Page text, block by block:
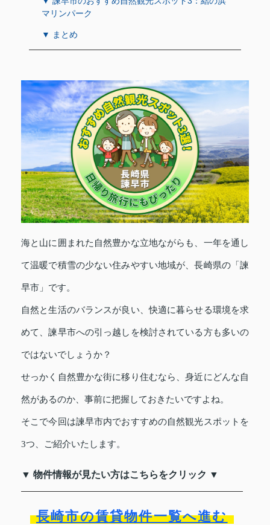
マリンパーク
▼ まとめ
海と山に囲まれた自然豊かな立地ながらも、一年を通し
て温暖で積雪の少ない住みやすい地域が、長崎県の「諫
早市」です。
自然と生活のバランスが良い、快適に暮らせる環境を求
めて、諫早市への引っ越しを検討されている方も多いの
ではないでしょうか？
せっかく自然豊かな街に移り住むなら、身近にどんな自
然があるのか、事前に把握しておきたいですよね。
そこで今回は諫早市内でおすすめの自然観光スポットを
3つ、ご紹介いたします。
▼ 物件情報が見たい方はこちらをクリック ▼
長崎市の賃貸物件一覧へ進む